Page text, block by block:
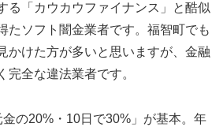
る「カウカウファイナンス」と酷似
たソフト闇金業者です。福智町でも
かけた方が多いと思いますが、金融
完全な違法業者です。
の20%・10日で30%」が基本。年